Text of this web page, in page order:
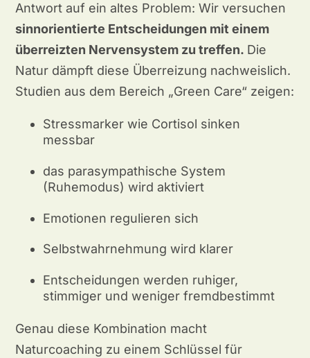
Antwort auf ein altes Problem: Wir versuchen
sinnorientierte Entscheidungen mit einem
überreizten Nervensystem zu treffen. Die
Natur dämpft diese Überreizung nachweislich.
Studien aus dem Bereich „Green Care“ zeigen:
Stressmarker wie Cortisol sinken
messbar
das parasympathische System
(Ruhemodus) wird aktiviert
Emotionen regulieren sich
Selbstwahrnehmung wird klarer
Entscheidungen werden ruhiger,
stimmiger und weniger fremdbestimmt
Genau diese Kombination macht
Naturcoaching zu einem Schlüssel für